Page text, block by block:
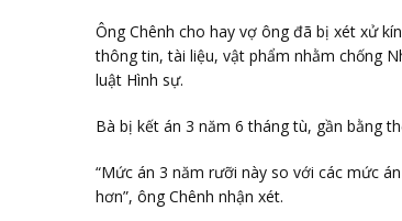
Ông Chênh cho hay vợ ông đã bị xét xử
thông tin, tài liệu, vật phẩm nhằm chống
luật Hình sự.
Bà bị kết án 3 năm 6 tháng tù, gần bằng
“Mức án 3 năm rưỡi này so với các mức
hơn”, ông Chênh nhận xét.